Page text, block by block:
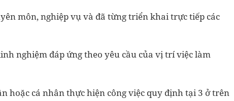
môn, nghiệp vụ và đã từng triển khai trực tiếp các
nghiệm đáp ứng theo yêu cầu của vị trí việc làm
hoặc cá nhân thực hiện công việc quy định tại 3 ở trên